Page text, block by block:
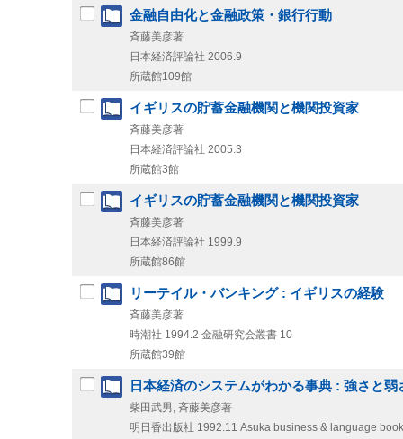
金融自由化と金融政策・銀行行動
斉藤美彦著
日本経済評論社 2006.9
所蔵館109館
イギリスの貯蓄金融機関と機関投資家
斉藤美彦著
日本経済評論社 2005.3
所蔵館3館
イギリスの貯蓄金融機関と機関投資家
斉藤美彦著
日本経済評論社 1999.9
所蔵館86館
リーテイル・バンキング : イギリスの経験
斉藤美彦著
時潮社 1994.2 金融研究会叢書 10
所蔵館39館
日本経済のシステムがわかる事典 : 強さと弱
柴田武男, 斉藤美彦著
明日香出版社 1992.11 Asuka business & language